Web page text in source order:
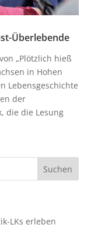
Überlebende
„Plötzlich hieß
in Hohen
Lebensgeschichte
der
die die Lesung
LKs erleben